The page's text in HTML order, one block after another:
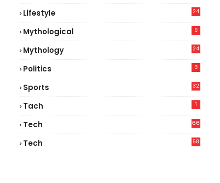
Lifestyle
24
Mythological 9
Mythology 24
Politics 3
Sports 32
Tach 1
Tech
66
Tech
58